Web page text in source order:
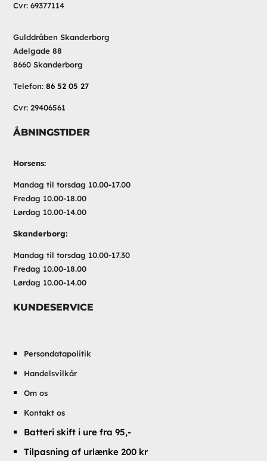
Cvr: 69377114
Gulddråben Skanderborg
Adelgade 88
8660 Skanderborg
Telefon:86 52 05 27
Cvr: 29406561
ÅBNINGSTIDER
Horsens:
Mandag til torsdag 10.00-17.00
Fredag 10.00-18.00
Lørdag 10.00-14.00
Skanderborg:
Mandag til torsdag 10.00-17.30
Fredag 10.00-18.00
Lørdag 10.00-14.00
KUNDESERVICE
Persondatapolitik
Handelsvilkår
Om os
Kontakt os
Batteri skift i ure fra 95,-
Tilpasning af urlænke 200 kr